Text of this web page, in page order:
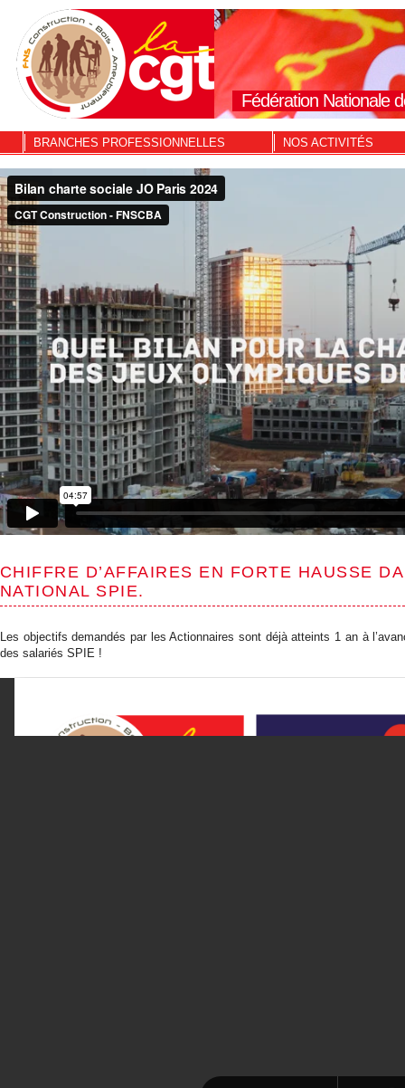
Fédération Nationale
BRANCHES PROFESSIONNELLES NOS ACTIVITÉS
CHIFFRE D’AFFAIRES EN FORTE HAUSSE
NATIONAL SPIE.
Les objectifs demandés par les Actionnaires sont déjà atteints 1 an à
des salariés SPIE !